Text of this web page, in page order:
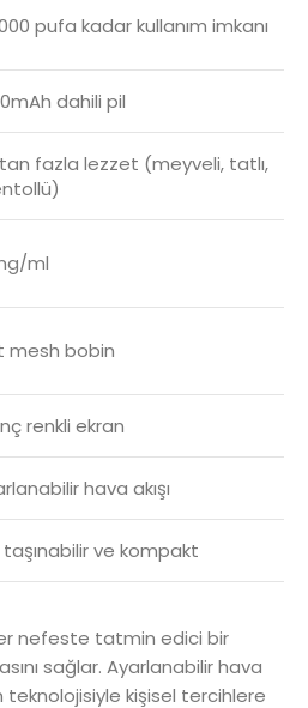
pufa kadar kullanım imkanı
dahili pil
fazla lezzet (meyveli, tatlı,
ml
mesh bobin
renkli ekran
hava akışı
taşınabilir ve kompakt
nefeste tatmin edici bir
sağlar. Ayarlanabilir hava
teknolojisiyle kişisel tercihlere